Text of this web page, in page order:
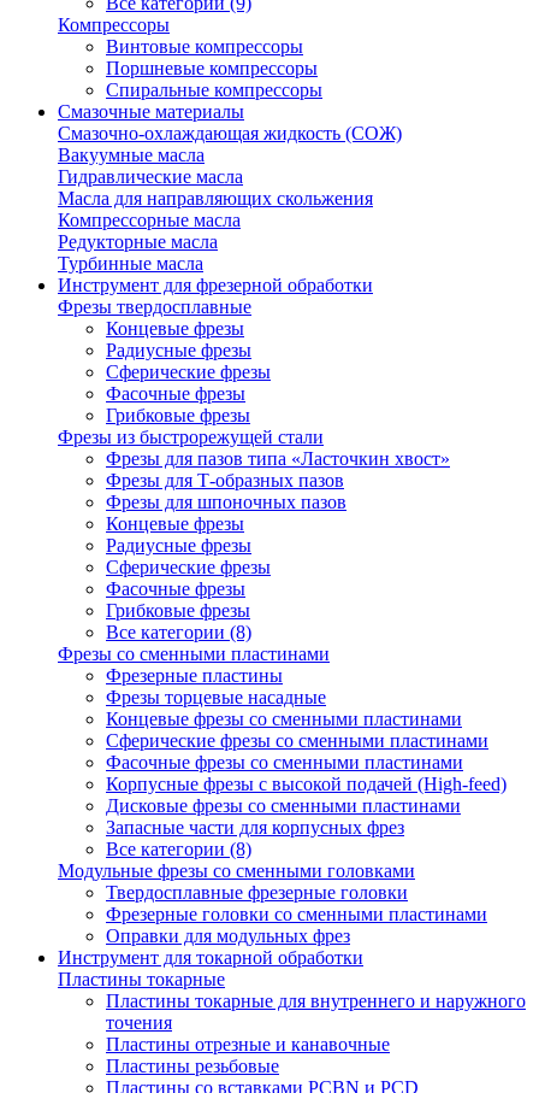
Компрессоры
Винтовые компрессоры
Поршневые компрессоры
Спиральные компрессоры
Смазочные материалы
Смазочно-охлаждающая жидкость (СОЖ)
Вакуумные масла
Гидравлические масла
Масла для направляющих скольжения
Компрессорные масла
Редукторные масла
Турбинные масла
Инструмент для фрезерной обработки
Фрезы твердосплавные
Концевые фрезы
Радиусные фрезы
Сферические фрезы
Фасочные фрезы
Грибковые фрезы
Фрезы из быстрорежущей стали
Фрезы для пазов типа «Ласточкин хвост»
Фрезы для Т-образных пазов
Фрезы для шпоночных пазов
Концевые фрезы
Радиусные фрезы
Сферические фрезы
Фасочные фрезы
Грибковые фрезы
Все категории (8)
Фрезы со сменными пластинами
Фрезерные пластины
Фрезы торцевые насадные
Концевые фрезы со сменными пластинами
Сферические фрезы со сменными пластинами
Фасочные фрезы со сменными пластинами
Корпусные фрезы с высокой подачей (High-feed)
Дисковые фрезы со сменными пластинами
Запасные части для корпусных фрез
Все категории (8)
Модульные фрезы со сменными головками
Твердосплавные фрезерные головки
Фрезерные головки со сменными пластинами
Оправки для модульных фрез
Инструмент для токарной обработки
Пластины токарные
Пластины токарные для внутреннего и наружного
точения
Пластины отрезные и канавочные
Пластины резьбовые
Пластины со вставками PCBN и PCD